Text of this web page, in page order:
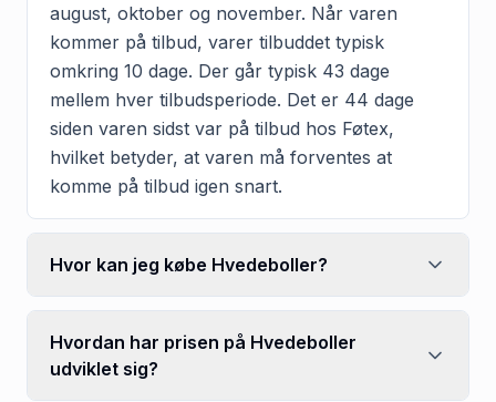
august, oktober og november. Når varen
kommer på tilbud, varer tilbuddet typisk
omkring 10 dage. Der går typisk 43 dage
mellem hver tilbudsperiode. Det er 44 dage
siden varen sidst var på tilbud hos Føtex,
hvilket betyder, at varen må forventes at
komme på tilbud igen snart.
Hvor kan jeg købe Hvedeboller?
Hvordan har prisen på Hvedeboller
udviklet sig?